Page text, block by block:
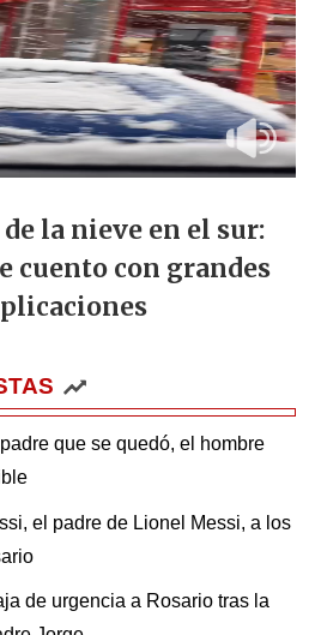
de la nieve en el sur:
cuento con grandes
que se quedó, el hombre
el padre de Lionel Messi, a los
de urgencia a Rosario tras la